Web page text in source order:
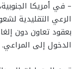
– في أمريكا
الرعي التقليدية
بعقود تعاون دون
الدخول إلى المراعي.